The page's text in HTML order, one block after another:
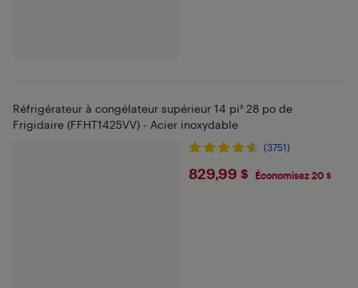
Réfrigérateur à congélateur supérieur 14 pi³ 28 po de
Frigidaire (FFHT1425VV) - Acier inoxydable
(3751)
$829.99
829,99 $ Économisez 20 $